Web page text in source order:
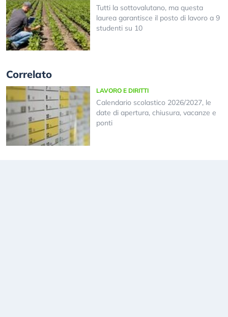
Tutti la sottovalutano, ma questa
laurea garantisce il posto di lavoro a 9
studenti su 10
Correlato
LAVORO E DIRITTI
Calendario scolastico 2026/2027, le
date di apertura, chiusura, vacanze e
ponti